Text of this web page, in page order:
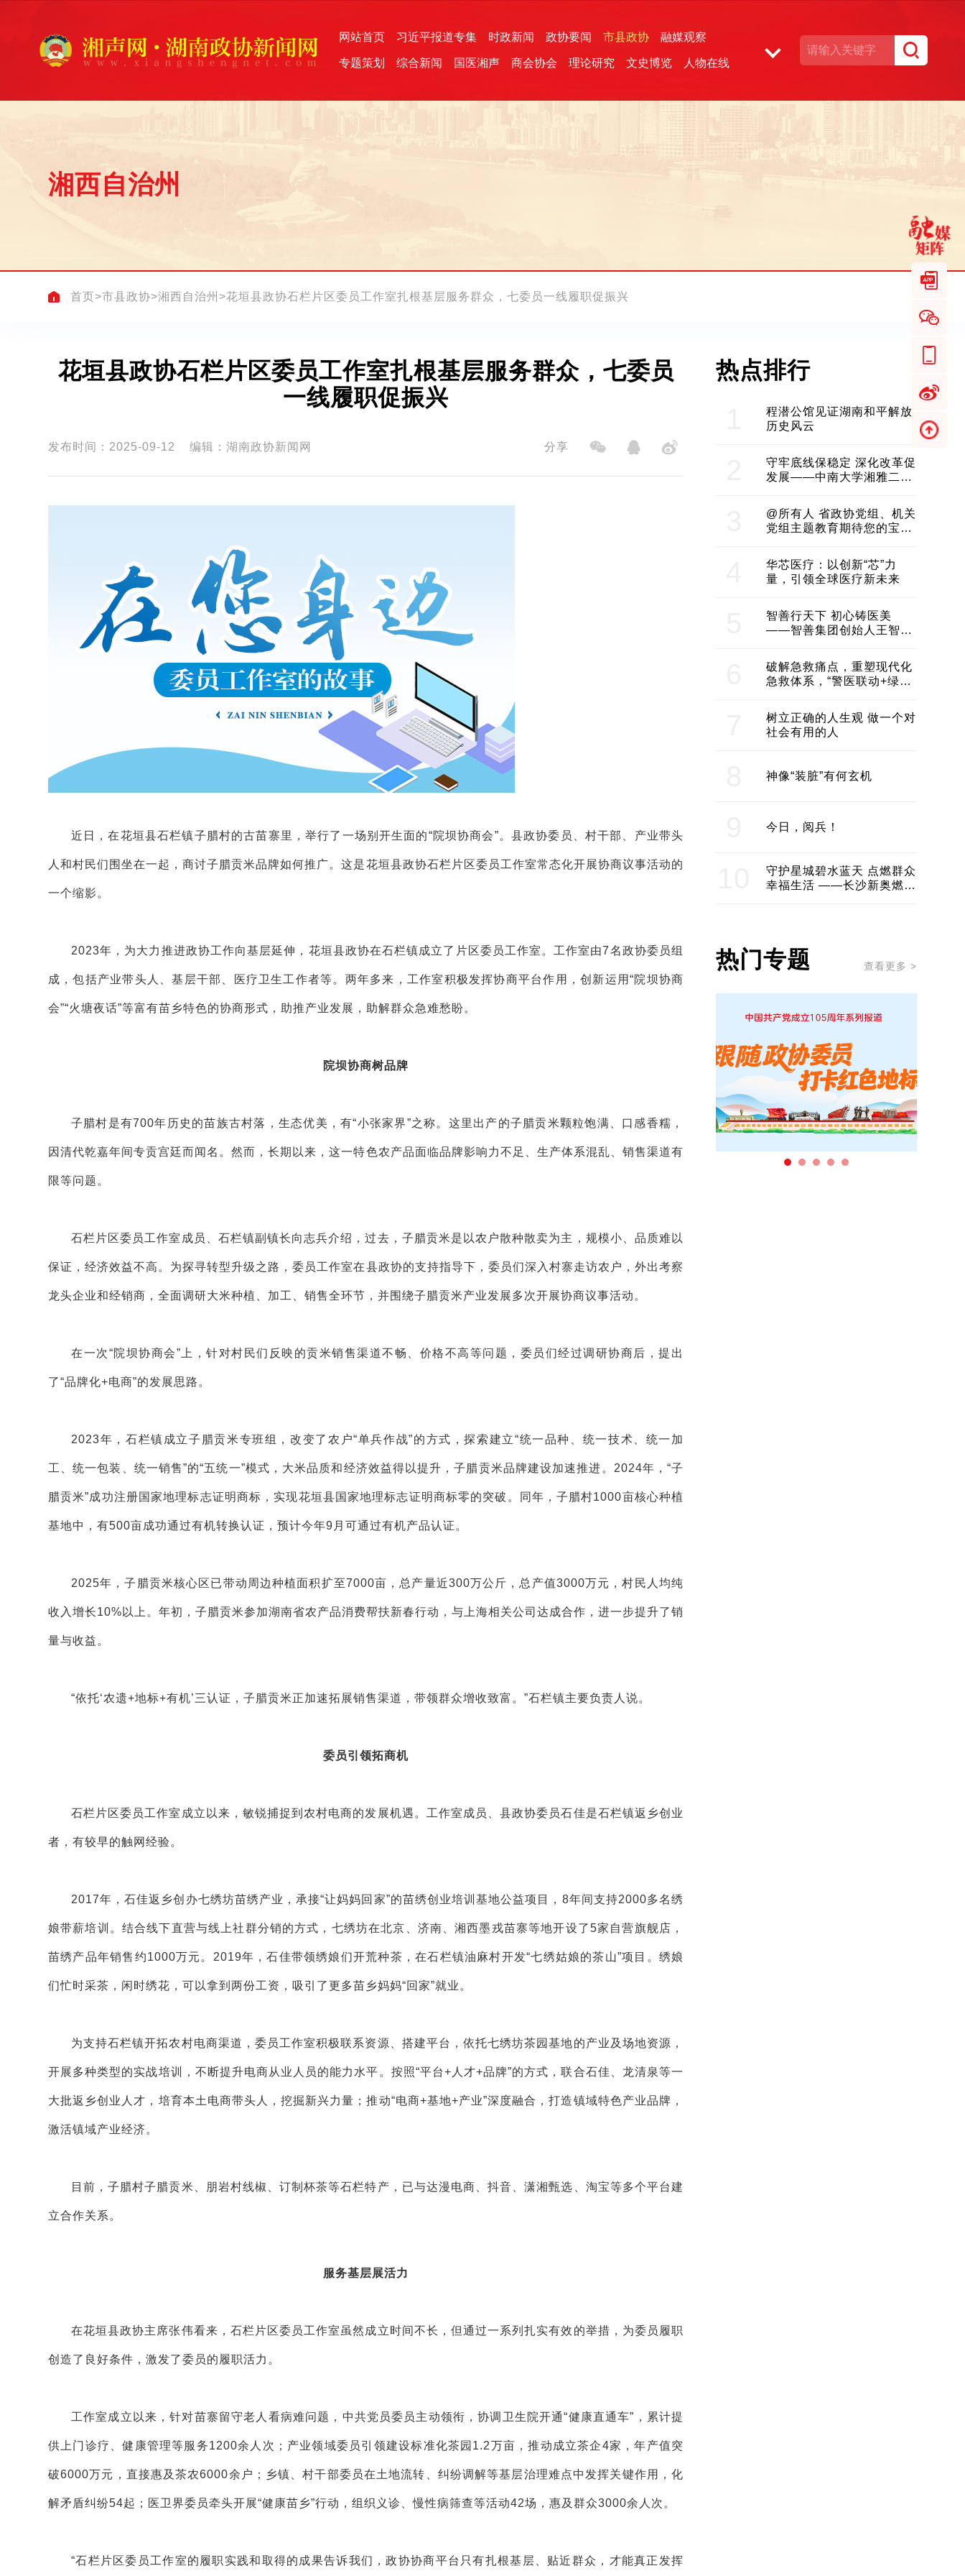
网站首页 习近平报道专集 时政新闻 政协要闻 市县政协 融媒观察
专题策划 综合新闻 国医湘声 商会协会 理论研究 文史博览 人物在线
湘西自治州
首页>市县政协>湘西自治州 >花垣县政协石栏片区委员工作室扎根基层服务群众，七委员一线履职促振兴
花垣县政协石栏片区委员工作室扎根基层服务群众，七委员
一线履职促振兴
发布时间：2025-09-12 编辑：湖南政协新闻网 分享
近日，在花垣县石栏镇子腊村的古苗寨里，举行了一场别开生面的“院坝协商会”。县政协委员、村干部、产业带头
人和村民们围坐在一起，商讨子腊贡米品牌如何推广。这是花垣县政协石栏片区委员工作室常态化开展协商议事活动的
一个缩影。
2023年，为大力推进政协工作向基层延伸，花垣县政协在石栏镇成立了片区委员工作室。工作室由7名政协委员组
成，包括产业带头人、基层干部、医疗卫生工作者等。两年多来，工作室积极发挥协商平台作用，创新运用“院坝协商
会”“火塘夜话”等富有苗乡特色的协商形式，助推产业发展，助解群众急难愁盼。
院坝协商树品牌
子腊村是有700年历史的苗族古村落，生态优美，有“小张家界”之称。这里出产的子腊贡米颗粒饱满、口感香糯，
因清代乾嘉年间专贡宫廷而闻名。然而，长期以来，这一特色农产品面临品牌影响力不足、生产体系混乱、销售渠道有
限等问题。
石栏片区委员工作室成员、石栏镇副镇长向志兵介绍，过去，子腊贡米是以农户散种散卖为主，规模小、品质难以
保证，经济效益不高。为探寻转型升级之路，委员工作室在县政协的支持指导下，委员们深入村寨走访农户，外出考察
龙头企业和经销商，全面调研大米种植、加工、销售全环节，并围绕子腊贡米产业发展多次开展协商议事活动。
在一次“院坝协商会”上，针对村民们反映的贡米销售渠道不畅、价格不高等问题，委员们经过调研协商后，提出
了“品牌化+电商”的发展思路。
2023年，石栏镇成立子腊贡米专班组，改变了农户“单兵作战”的方式，探索建立“统一品种、统一技术、统一加
工、统一包装、统一销售”的“五统一”模式，大米品质和经济效益得以提升，子腊贡米品牌建设加速推进。2024年，“子
腊贡米”成功注册国家地理标志证明商标，实现花垣县国家地理标志证明商标零的突破。同年，子腊村1000亩核心种植
基地中，有500亩成功通过有机转换认证，预计今年9月可通过有机产品认证。
2025年，子腊贡米核心区已带动周边种植面积扩至7000亩，总产量近300万公斤，总产值3000万元，村民人均纯
收入增长10%以上。年初，子腊贡米参加湖南省农产品消费帮扶新春行动，与上海相关公司达成合作，进一步提升了销
量与收益。
“依托‘农遗+地标+有机’三认证，子腊贡米正加速拓展销售渠道，带领群众增收致富。”石栏镇主要负责人说。
委员引领拓商机
石栏片区委员工作室成立以来，敏锐捕捉到农村电商的发展机遇。工作室成员、县政协委员石佳是石栏镇返乡创业
者，有较早的触网经验。
2017年，石佳返乡创办七绣坊苗绣产业，承接“让妈妈回家”的苗绣创业培训基地公益项目，8年间支持2000多名绣
娘带薪培训。结合线下直营与线上社群分销的方式，七绣坊在北京、济南、湘西墨戎苗寨等地开设了5家自营旗舰店，
苗绣产品年销售约1000万元。2019年，石佳带领绣娘们开荒种茶，在石栏镇油麻村开发“七绣姑娘的茶山”项目。绣娘
们忙时采茶，闲时绣花，可以拿到两份工资，吸引了更多苗乡妈妈“回家”就业。
为支持石栏镇开拓农村电商渠道，委员工作室积极联系资源、搭建平台，依托七绣坊茶园基地的产业及场地资源，
开展多种类型的实战培训，不断提升电商从业人员的能力水平。按照“平台+人才+品牌”的方式，联合石佳、龙清泉等一
大批返乡创业人才，培育本土电商带头人，挖掘新兴力量；推动“电商+基地+产业”深度融合，打造镇域特色产业品牌，
激活镇域产业经济。
目前，子腊村子腊贡米、朋岩村线椒、订制杯茶等石栏特产，已与达漫电商、抖音、潇湘甄选、淘宝等多个平台建
立合作关系。
服务基层展活力
在花垣县政协主席张伟看来，石栏片区委员工作室虽然成立时间不长，但通过一系列扎实有效的举措，为委员履职
创造了良好条件，激发了委员的履职活力。
工作室成立以来，针对苗寨留守老人看病难问题，中共党员委员主动领衔，协调卫生院开通“健康直通车”，累计提
供上门诊疗、健康管理等服务1200余人次；产业领域委员引领建设标准化茶园1.2万亩，推动成立茶企4家，年产值突
破6000万元，直接惠及茶农6000余户；乡镇、村干部委员在土地流转、纠纷调解等基层治理难点中发挥关键作用，化
解矛盾纠纷54起；医卫界委员牵头开展“健康苗乡”行动，组织义诊、慢性病筛查等活动42场，惠及群众3000余人次。
“石栏片区委员工作室的履职实践和取得的成果告诉我们，政协协商平台只有扎根基层、贴近群众，才能真正发挥
热点排行
程潜公馆见证湖南和平解放
历史风云
守牢底线保稳定 深化改革促
发展——中南大学湘雅二医
@所有人 省政协党组、机关
党组主题教育期待您的宝贵
华芯医疗：以创新“芯”力
量，引领全球医疗新未来
智善行天下 初心铸医美
——智善集团创始人王智带
建医美产业良性生态圈
破解急救痛点，重塑现代化
急救体系，“警医联动+绿波
树立正确的人生观 做一个对
社会有用的人
神像“装脏”有何玄机
今日，阅兵！
守护星城碧水蓝天 点燃群众
幸福生活 ——长沙新奥燃气
热门专题 查看更多 >